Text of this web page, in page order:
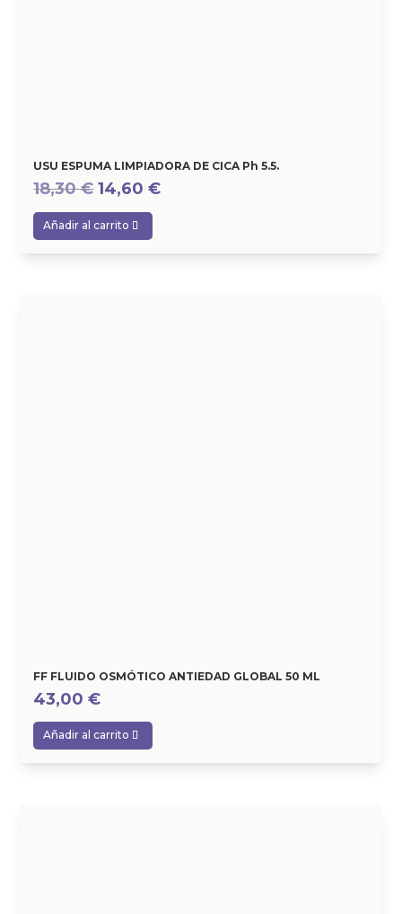
USU ESPUMA LIMPIADORA DE CICA Ph 5.5.
18,30€ El
precio
original
era:
14,60€El
es:
Añadir al carrito
FF FLUIDO OSMÓTICO ANTIEDAD GLOBAL 50 ML
43,00€
Añadir al carrito